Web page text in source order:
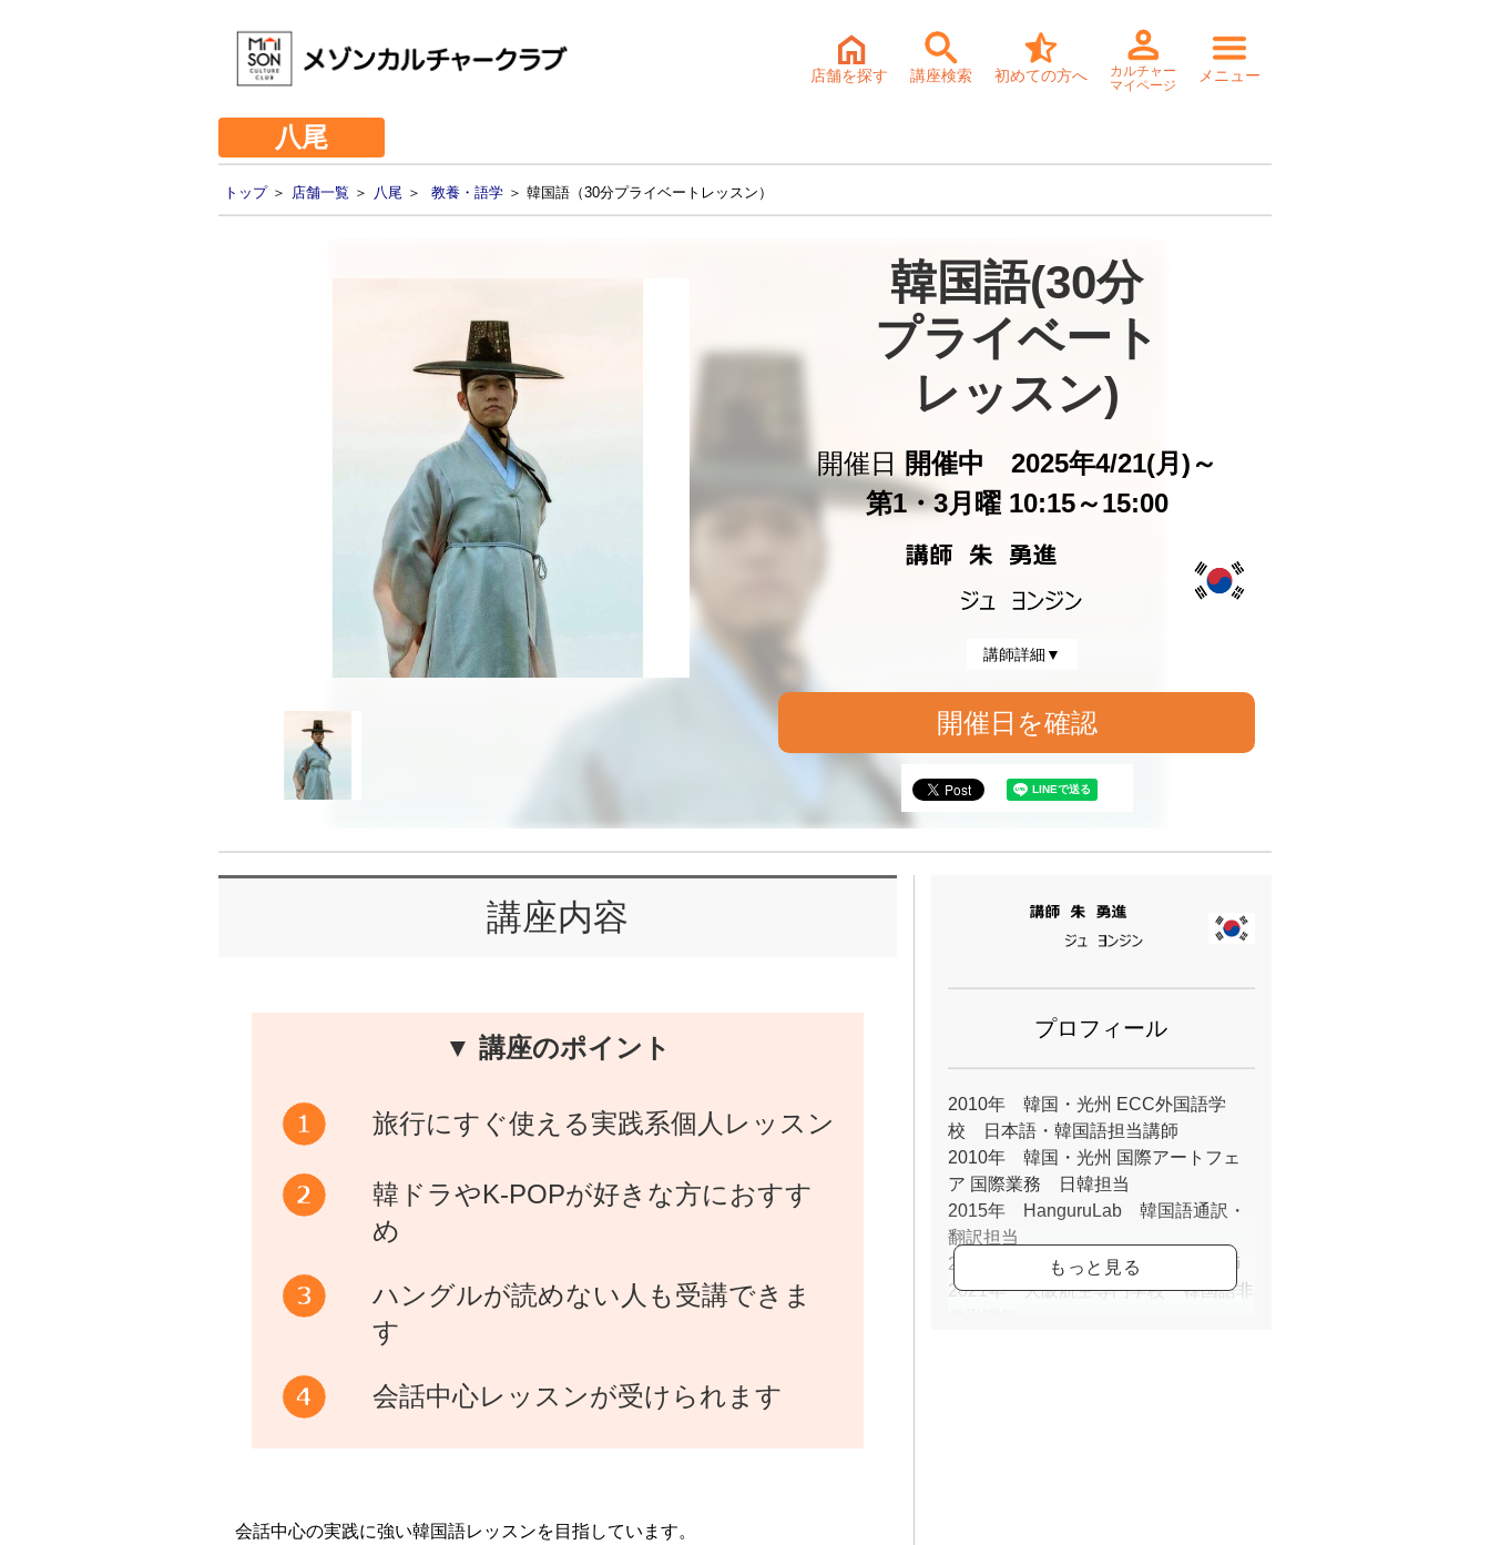
店舗を探す 講座検索 初めての方へ
カルチャー
マイページ
メニュー
八尾
トップ＞ 店舗一覧 ＞ 八尾 ＞ 教養・語学 ＞ 韓国語（30分プライベートレッスン）
韓国語(30分
プライベート
レッスン)
開催日
開催中 2025年4/21(月)～
第1・3月曜 10:15～15:00
講師詳細▼
開催日を確認
講座内容
▼ 講座のポイント
旅行にすぐ使える実践系個人レッスン
韓ドラやK-POPが好きな方におすす
め
ハングルが読めない人も受講できま
す
会話中心レッスンが受けられます
会話中心の実践に強い韓国語レッスンを目指しています。
プロフィール
2010年 韓国・光州 ECC外国語学
校 日本語・韓国語担当講師
2010年 韓国・光州 国際アートフェ
ア 国際業務 日韓担当
2015年 HanguruLab 韓国語通訳・
翻訳担当
2021年 韓国語教室MalMoi全属講師
2021年 大阪航空専門学校 韓国語非